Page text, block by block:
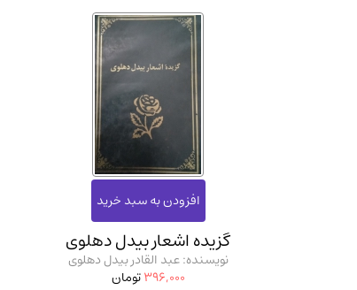
گزیده اشعار بیدل دهلوی
نویسنده: عبد القادر بیدل دهلوی
396,000تومان